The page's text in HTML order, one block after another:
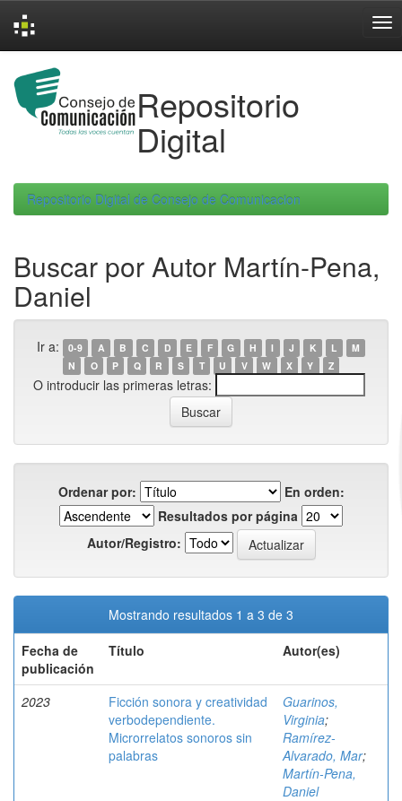
navigation
Repositorio
Digital
Repositorio Digital de Consejo de Comunicacion
Buscar por Autor Martín-Pena,
Daniel
Ir a: 0-9 A B C D E F G H I J K L
M
N
O P Q R S T U V W X Y Z
O introducir las primeras letras:
Ordenar por:
En orden:
Resultados por página
Autor/Registro:
Mostrando resultados 1 a 3 de 3
Fecha de
publicación
Título Autor(es)
2023
Ficción sonora y creatividad
verbodependiente.
Microrrelatos sonoros sin
palabras
Guarinos,
Virginia;
Ramírez-
Alvarado, Mar;
Martín-Pena,
Daniel